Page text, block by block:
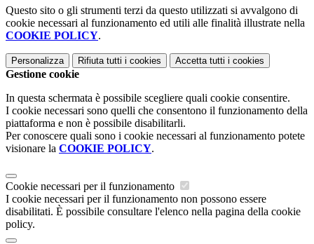
Questo sito o gli strumenti terzi da questo utilizzati si avvalgono di
cookie necessari al funzionamento ed utili alle finalità illustrate nella
COOKIE POLICY.
Personalizza Rifiuta tutti i cookies Accetta tutti i cookies
Gestione cookie
In questa schermata è possibile scegliere quali cookie consentire.
I cookie necessari sono quelli che consentono il funzionamento della
piattaforma e non è possibile disabilitarli.
Per conoscere quali sono i cookie necessari al funzionamento potete
visionare la COOKIE POLICY.
Cookie necessari per il funzionamento
I cookie necessari per il funzionamento non possono essere
disabilitati. È possibile consultare l'elenco nella pagina della cookie
policy.